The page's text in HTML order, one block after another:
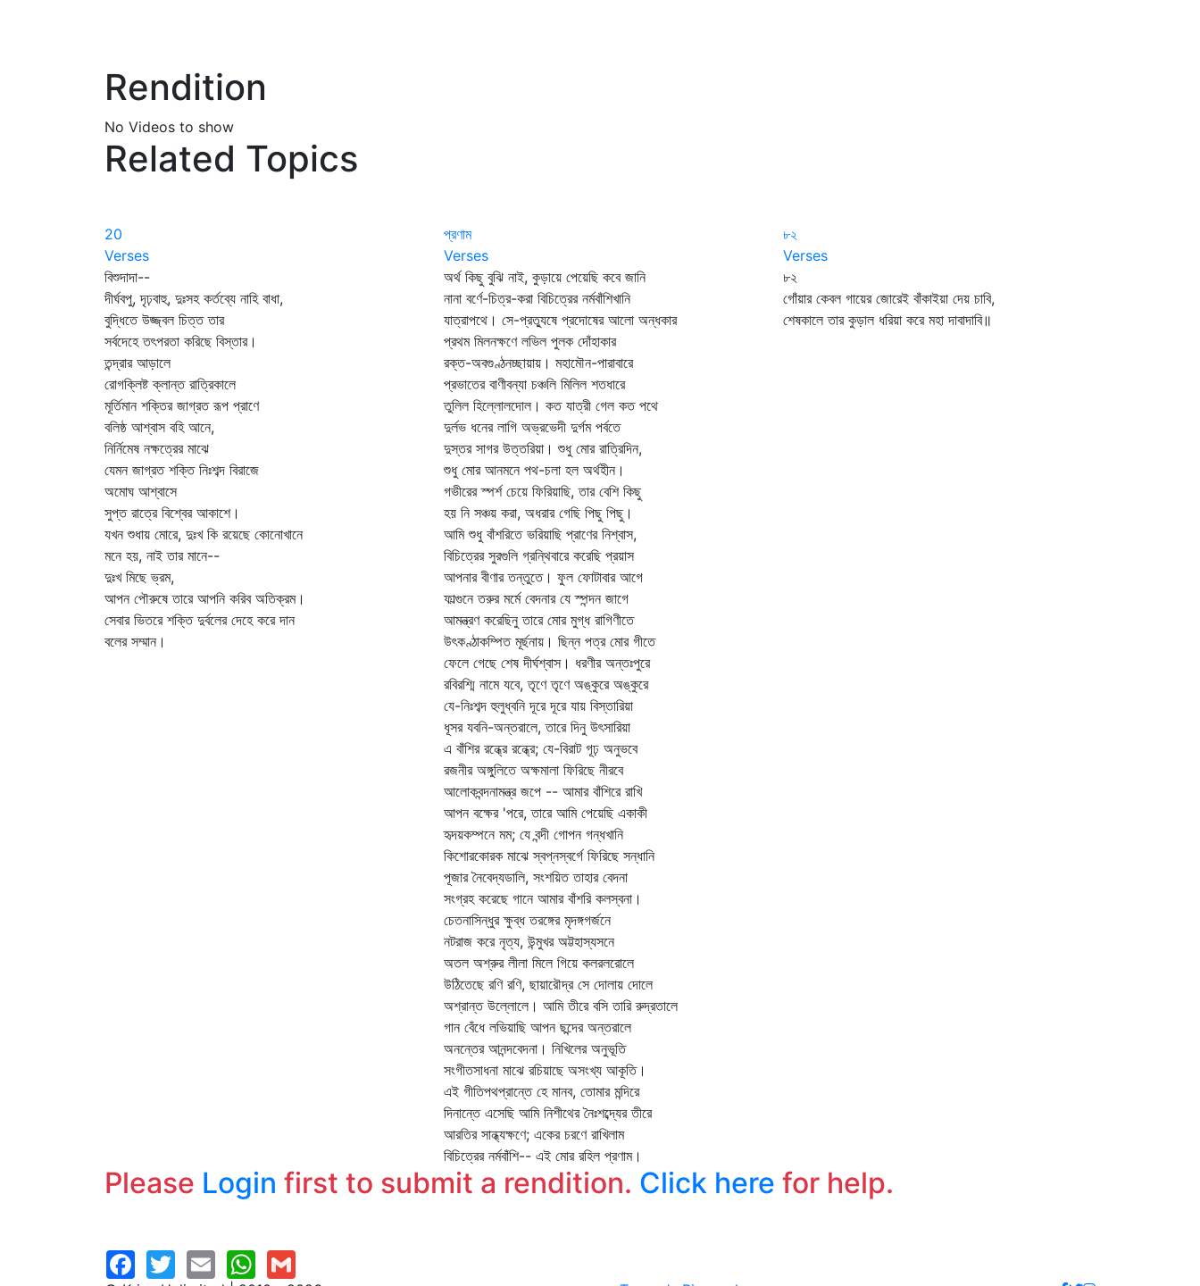
Rendition
No Videos to show
Related Topics
20
Verses
বিশুদাদা--
দীর্ঘবপু, দৃঢ়বাহু, দুঃসহ কর্তব্যে নাহি বাধা,
বুদ্ধিতে উজ্জ্বল চিত্ত তার
সর্বদেহে তৎপরতা করিছে বিস্তার।
তন্দ্রার আড়ালে
রোগক্লিষ্ট ক্লান্ত রাত্রিকালে
মূর্তিমান শক্তির জাগ্রত রূপ প্রাণে
বলিষ্ঠ আশ্বাস বহি আনে,
নির্নিমেষ নক্ষত্রের মাঝে
যেমন জাগ্রত শক্তি নিঃশব্দ বিরাজে
অমোঘ আশ্বাসে
সুপ্ত রাত্রে বিশ্বের আকাশে।
যখন শুধায় মোরে, দুঃখ কি রয়েছে কোনোখানে
মনে হয়, নাই তার মানে--
দুঃখ মিছে ভ্রম,
আপন পৌরুষে তারে আপনি করিব অতিক্রম।
সেবার ভিতরে শক্তি দুর্বলের দেহে করে দান
বলের সম্মান।
প্রণাম
Verses
অর্থ কিছু বুঝি নাই, কুড়ায়ে পেয়েছি কবে জানি
নানা বর্ণে-চিত্র-করা বিচিত্রের নর্মবাঁশিখানি
যাত্রাপথে। সে-প্রত্যুষে প্রদোষের আলো অন্ধকার
প্রথম মিলনক্ষণে লভিল পুলক দোঁহাকার
রক্ত-অবগুণ্ঠনচ্ছায়ায়। মহামৌন-পারাবারে
প্রভাতের বাণীবন্যা চঞ্চলি মিলিল শতধারে
তুলিল হিল্লোলদোল। কত যাত্রী গেল কত পথে
দুর্লভ ধনের লাগি অভ্রভেদী দুর্গম পর্বতে
দুস্তর সাগর উত্তরিয়া। শুধু মোর রাত্রিদিন,
শুধু মোর আনমনে পথ-চলা হল অর্থহীন।
গভীরের স্পর্শ চেয়ে ফিরিয়াছি, তার বেশি কিছু
হয় নি সঞ্চয় করা, অধরার গেছি পিছু পিছু।
আমি শুধু বাঁশরিতে ভরিয়াছি প্রাণের নিশ্বাস,
বিচিত্রের সুরগুলি গ্রন্থিবারে করেছি প্রয়াস
আপনার বীণার তন্তুতে। ফুল ফোটাবার আগে
ফাল্গুনে তরুর মর্মে বেদনার যে স্পন্দন জাগে
আমন্ত্রণ করেছিনু তারে মোর মুগ্ধ রাগিণীতে
উৎকণ্ঠাকম্পিত মূর্ছনায়। ছিন্ন পত্র মোর গীতে
ফেলে গেছে শেষ দীর্ঘশ্বাস। ধরণীর অন্তঃপুরে
রবিরশ্মি নামে যবে, তৃণে তৃণে অঙ্কুরে অঙ্কুরে
যে-নিঃশব্দ হুলুধ্বনি দূরে দূরে যায় বিস্তারিয়া
ধূসর যবনি-অন্তরালে, তারে দিনু উৎসারিয়া
এ বাঁশির রন্ধ্রে রন্ধ্রে; যে-বিরাট গূঢ় অনুভবে
রজনীর অঙ্গুলিতে অক্ষমালা ফিরিছে নীরবে
আলোকবন্দনামন্ত্র জপে -- আমার বাঁশিরে রাখি
আপন বক্ষের 'পরে, তারে আমি পেয়েছি একাকী
হৃদয়কম্পনে মম; যে বন্দী গোপন গন্ধখানি
কিশোরকোরক মাঝে স্বপ্নস্বর্গে ফিরিছে সন্ধানি
পূজার নৈবেদ্যডালি, সংশয়িত তাহার বেদনা
সংগ্রহ করেছে গানে আমার বাঁশরি কলস্বনা।
চেতনাসিন্ধুর ক্ষুব্ধ তরঙ্গের মৃদঙ্গগর্জনে
নটরাজ করে নৃত্য, উন্মুখর অট্টহাস্যসনে
অতল অশ্রুর লীলা মিলে গিয়ে কলরলরোলে
উঠিতেছে রণি রণি, ছায়ারৌদ্র সে দোলায় দোলে
অশ্রান্ত উল্লোলে। আমি তীরে বসি তারি রুদ্রতালে
গান বেঁধে লভিয়াছি আপন ছন্দের অন্তরালে
অনন্তের আনন্দবেদনা। নিখিলের অনুভূতি
সংগীতসাধনা মাঝে রচিয়াছে অসংখ্য আকূতি।
এই গীতিপথপ্রান্তে হে মানব, তোমার মন্দিরে
দিনান্তে এসেছি আমি নিশীথের নৈঃশব্দ্যের তীরে
আরতির সান্ধ্যক্ষণে; একের চরণে রাখিলাম
বিচিত্রের নর্মবাঁশি-- এই মোর রহিল প্রণাম।
৮২
Verses
৮২
গোঁয়ার কেবল গায়ের জোরেই বাঁকাইয়া দেয় চাবি,
শেষকালে তার কুড়াল ধরিয়া করে মহা দাবাদাবি॥
Please Login first to submit a rendition. Click here for help.